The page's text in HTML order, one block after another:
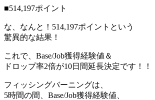
■514,197ポイント
な、なんと！514,197ポイントという
驚異的な結果！
これで、Base/Job獲得経験値＆
ドロップ率2倍が10日間延長決定です！！
フィッシングバーニングは、
5時間の間、Base/Job獲得経験値、